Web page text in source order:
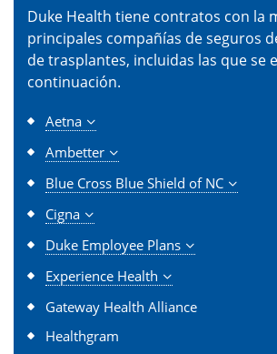
Duke Health tiene contratos con la
principales compañías de seguros
de trasplantes, incluidas las que se
continuación.
Aetna
Ambetter
Blue Cross Blue Shield of NC
Cigna
Duke Employee Plans
Experience Health
Gateway Health Alliance
Healthgram